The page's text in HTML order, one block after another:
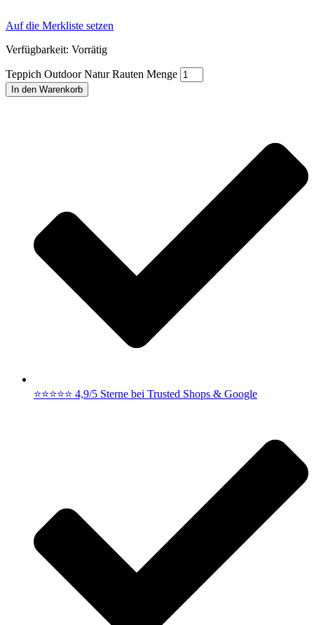
Auf die Merkliste setzen
Verfügbarkeit: Vorrätig
Teppich Outdoor Natur Rauten Menge
In den Warenkorb
⭐⭐⭐⭐⭐ 4,9/5 Sterne bei Trusted Shops & Google